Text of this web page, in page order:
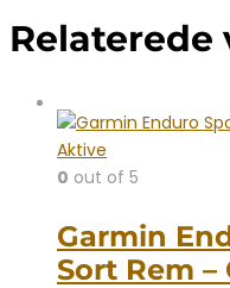
Relaterede
0 out of 5
Garmin
Sort Rem